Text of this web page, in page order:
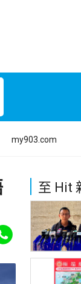
my903.com
Facebookto WhatsApp
至 Hit